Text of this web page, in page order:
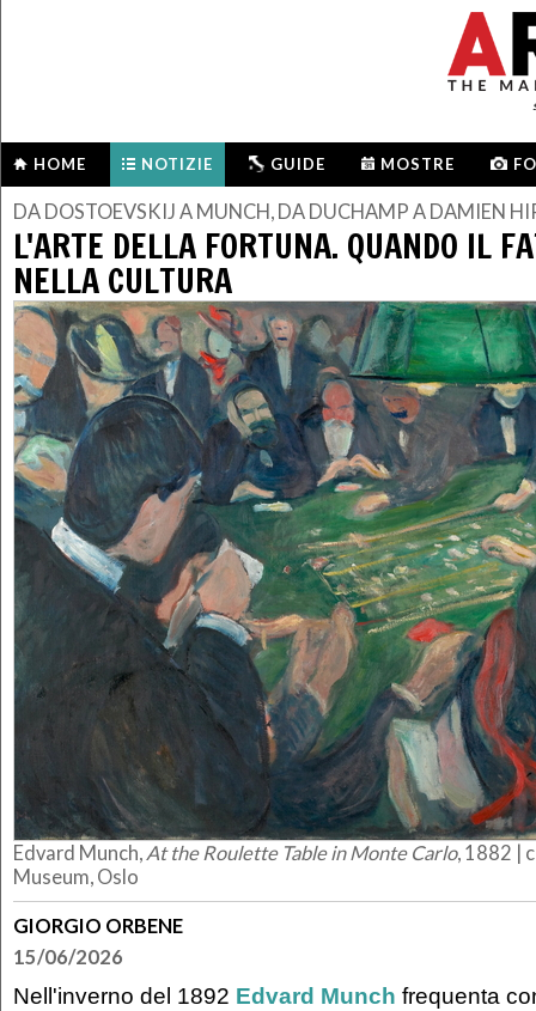
HOME NOTIZIE GUIDE MOSTRE
DA DOSTOEVSKIJ A MUNCH, DA DUCHAMP A DAMIEN
L'ARTE DELLA FORTUNA. QUANDO IL
NELLA CULTURA
Edvard Munch, At the Roulette Table in Monte Carlo, 1882 |
Museum, Oslo
GIORGIO ORBENE
15/06/2026
Nell'inverno del 1892 Edvard Munch frequenta